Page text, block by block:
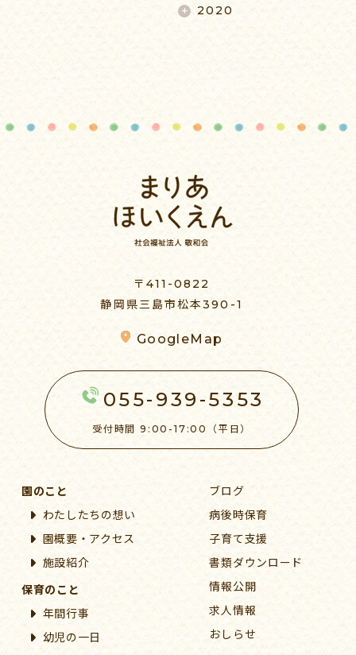
2020
〒411-0822
静岡県三島市松本390-1
GoogleMap
055-939-5353
受付時間 9:00-17:00（平日）
園のこと
わたしたちの想い
園概要・アクセス
施設紹介
保育のこと
年間行事
幼児の一日
ブログ
病後時保育
子育て支援
書類ダウンロード
情報公開
求人情報
おしらせ